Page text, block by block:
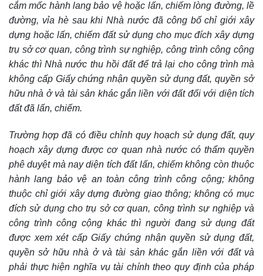
cắm mốc hành lang bảo vệ hoặc lấn, chiếm lòng đường, lề
đường, vỉa hè sau khi Nhà nước đã công bố chỉ giới xây
dựng hoặc lấn, chiếm đất sử dụng cho mục đích xây dựng
trụ sở cơ quan, công trình sự nghiệp, công trình công cộng
khác thì Nhà nước thu hồi đất để trả lại cho công trình mà
không cấp Giấy chứng nhận quyền sử dụng đất, quyền sở
hữu nhà ở và tài sản khác gắn liền với đất đối với diện tích
đất đã lấn, chiếm.
Trường hợp đã có điều chỉnh quy hoạch sử dụng đất, quy
hoạch xây dựng được cơ quan nhà nước có thẩm quyền
phê duyệt mà nay diện tích đất lấn, chiếm không còn thuộc
hành lang bảo vệ an toàn công trình công cộng; không
thuộc chỉ giới xây dựng đường giao thông; không có mục
đích sử dụng cho trụ sở cơ quan, công trình sự nghiệp và
công trình công cộng khác thì người đang sử dụng đất
được xem xét cấp Giấy chứng nhận quyền sử dụng đất,
quyền sở hữu nhà ở và tài sản khác gắn liền với đất và
phải thực hiện nghĩa vụ tài chính theo quy định của pháp